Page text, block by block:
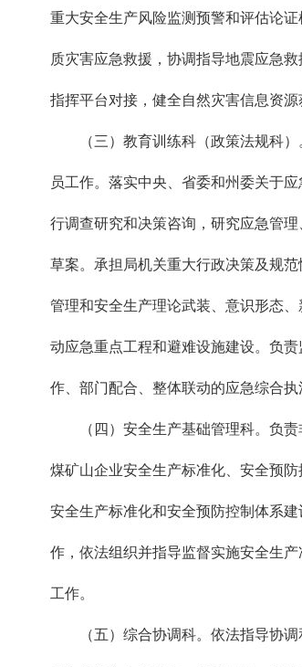
重大安全生产风险监测预警和评估论
质灾害应急救援，协调指导地震应急
指挥平台对接，健全自然灾害信息资源
（三）教育训练科（政策法规科）
员工作。落实中央、省委和州委关于
行调查研究和决策咨询，研究应急管
草案。承担局机关重大行政决策及规
管理和安全生产理论武装、意识形态
动应急重点工程和避难设施建设。负
作、部门配合、整体联动的应急综合
（四）安全生产基础管理科。负责
煤矿山企业安全生产标准化、安全预
安全生产标准化和安全预防控制体系
作，依法组织并指导监督实施安全生
工作。
（五）综合协调科。依法指导协调